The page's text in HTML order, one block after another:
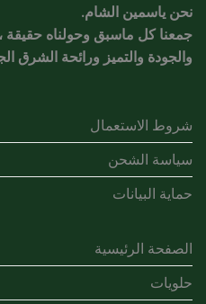
نحن ياسمين الشام.
جمعنا كل ماسبق وحولناه حقيقة
والجودة والتميز ورائحة الشرق
شروط الاستعمال
سياسة الشحن
حماية البيانات
الصفحة الرئيسية
حلويات